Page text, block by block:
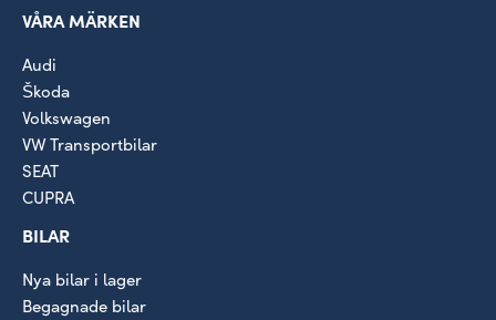
VÅRA MÄRKEN
Audi
Škoda
Volkswagen
VW Transportbilar
SEAT
CUPRA
BILAR
Nya bilar i lager
Begagnade bilar